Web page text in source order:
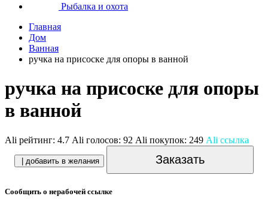
Рыбалка и охота
Главная
Дом
Ванная
ручка на присоске для опоры в ванной
ручка на присоске для опоры
в ванной
Ali рейтинг: 4.7 Ali голосов: 92 Ali покупок: 249 Ali ссылка
| добавить в желания Заказать
Сообщить о нерабочей ссылке